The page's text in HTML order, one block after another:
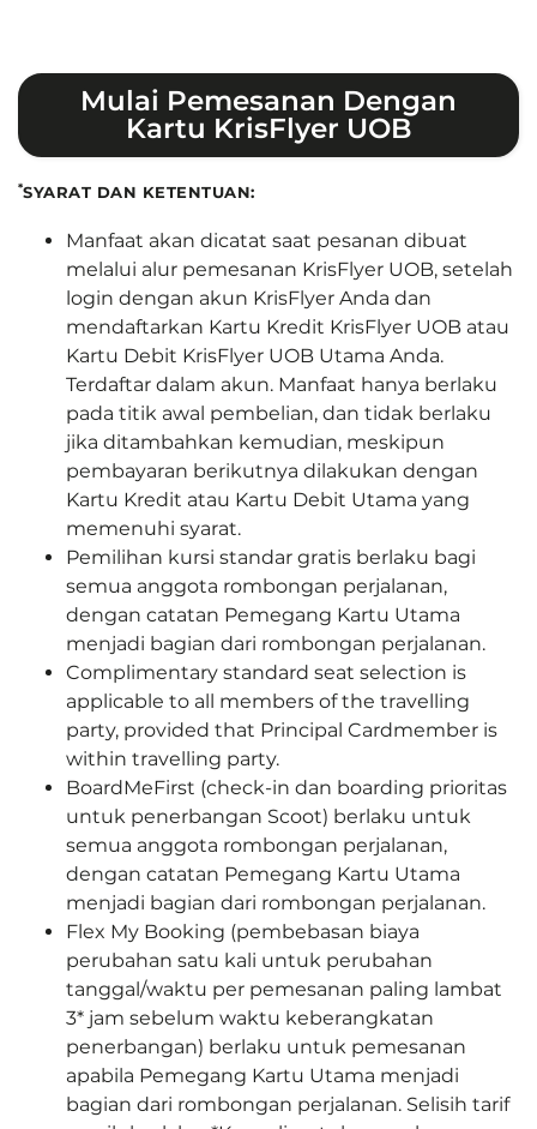
Mulai Pemesanan Dengan
Kartu KrisFlyer UOB
*SYARAT DAN KETENTUAN:
Manfaat akan dicatat saat pesanan dibuat
melalui alur pemesanan KrisFlyer UOB, setelah
login dengan akun KrisFlyer Anda dan
mendaftarkan Kartu Kredit KrisFlyer UOB atau
Kartu Debit KrisFlyer UOB Utama Anda.
Terdaftar dalam akun. Manfaat hanya berlaku
pada titik awal pembelian, dan tidak berlaku
jika ditambahkan kemudian, meskipun
pembayaran berikutnya dilakukan dengan
Kartu Kredit atau Kartu Debit Utama yang
memenuhi syarat.
Pemilihan kursi standar gratis berlaku bagi
semua anggota rombongan perjalanan,
dengan catatan Pemegang Kartu Utama
menjadi bagian dari rombongan perjalanan.
Complimentary standard seat selection is
applicable to all members of the travelling
party, provided that Principal Cardmember is
within travelling party.
BoardMeFirst (check-in dan boarding prioritas
untuk penerbangan Scoot) berlaku untuk
semua anggota rombongan perjalanan,
dengan catatan Pemegang Kartu Utama
menjadi bagian dari rombongan perjalanan.
Flex My Booking (pembebasan biaya
perubahan satu kali untuk perubahan
tanggal/waktu per pemesanan paling lambat
3* jam sebelum waktu keberangkatan
penerbangan) berlaku untuk pemesanan
apabila Pemegang Kartu Utama menjadi
bagian dari rombongan perjalanan. Selisih tarif